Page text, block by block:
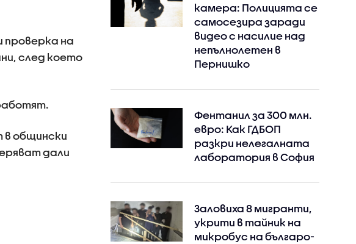
проверка на
след което
общински
дали
камера: Полицията се
самосезира заради
видео с насилие над
непълнолетен в
Пернишко
Фентанил за 300 млн.
евро: Как ГДБОП
разкри нелегалната
лаборатория в София
Заловиха 8 мигранти,
укрити в тайник на
микробус на българо-